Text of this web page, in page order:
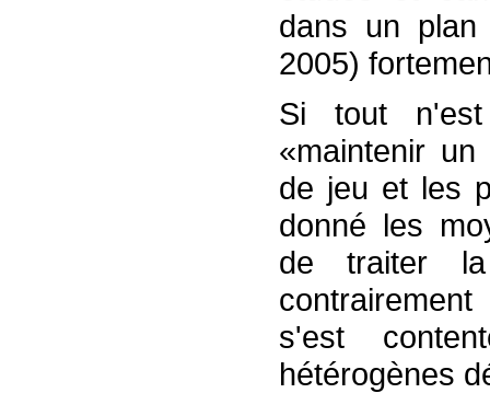
dans un plan
2005)
Si tout
«maintenir
de jeu et les
donné les
de traiter
s'est
hétérogènes